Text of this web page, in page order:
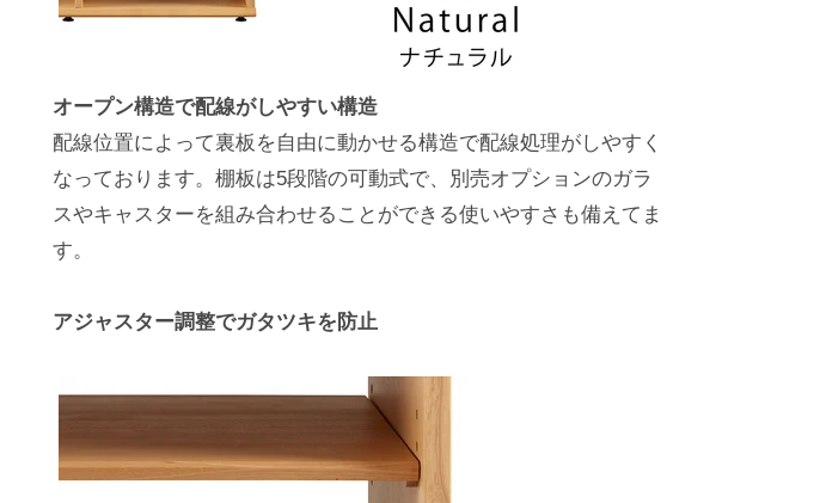
オープン構造で配線がしやすい構造
配線位置によって裏板を自由に動かせる構造で配線処理がしやすく
なっております。棚板は5段階の可動式で、別売オプションのガラ
スやキャスターを組み合わせることができる使いやすさも備えてま
す。
アジャスター調整でガタツキを防止